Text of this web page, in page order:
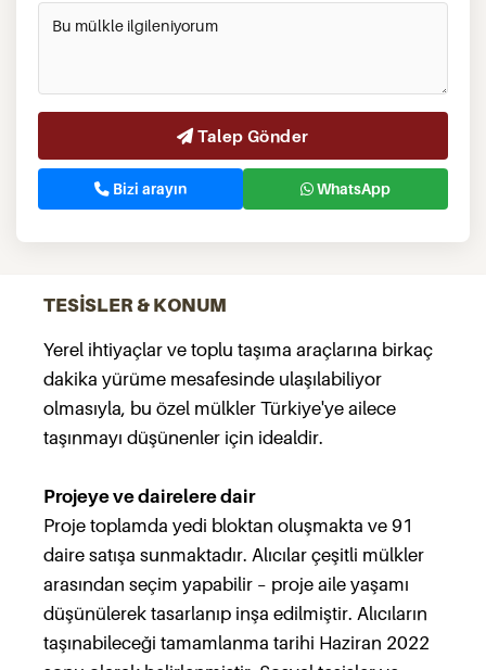
Talep Gönder
Bizi arayın WhatsApp
TESİSLER & KONUM
Yerel ihtiyaçlar ve toplu taşıma araçlarına birkaç
dakika yürüme mesafesinde ulaşılabiliyor
olmasıyla, bu özel mülkler Türkiye'ye ailece
taşınmayı düşünenler için idealdir.
Projeye ve dairelere dair
Proje toplamda yedi bloktan oluşmakta ve 91
daire satışa sunmaktadır. Alıcılar çeşitli mülkler
arasından seçim yapabilir – proje aile yaşamı
düşünülerek tasarlanıp inşa edilmiştir. Alıcıların
taşınabileceği tamamlanma tarihi Haziran 2022